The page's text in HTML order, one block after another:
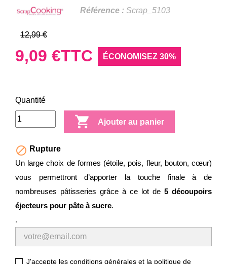
Référence : Scrap_5103
12,99 €
9,09 €TTC ÉCONOMISEZ 30%
Quantité
 Ajouter au panier
 Rupture
Un large choix de formes (étoile, pois, fleur, bouton, cœur)
vous permettront d’apporter la touche finale à de
nombreuses pâtisseries grâce à ce lot de 5 découpoirs
éjecteurs pour pâte à sucre.
.
J'accepte les conditions générales et la politique de